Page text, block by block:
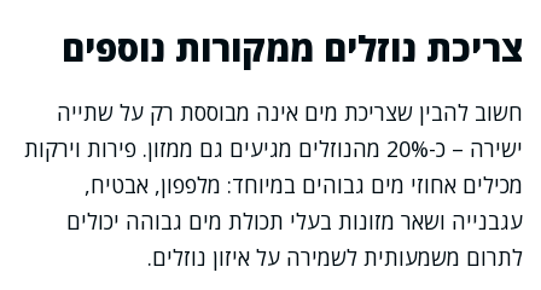
צריכת נוזלים ממקורות נוספים
חשוב להבין שצריכת מים אינה מבוססת רק על שתייה
ישירה – כ-20% מהנוזלים מגיעים גם ממזון. פירות וירקות
מכילים אחוזי מים גבוהים במיוחד: מלפפון, אבטיח,
עגבנייה ושאר מזונות בעלי תכולת מים גבוהה יכולים
לתרום משמעותית לשמירה על איזון נוזלים.